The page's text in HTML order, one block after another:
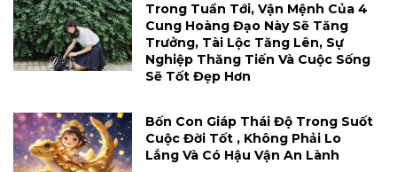
Trong Tuần Tới, Vận Mệnh Của 4
Cung Hoàng Đạo Này Sẽ Tăng
Trưởng, Tài Lộc Tăng Lên, Sự
Nghiệp Thăng Tiến Và Cuộc Sống
Sẽ Tốt Đẹp Hơn
Bốn Con Giáp Thái Độ Trong Suốt
Cuộc Đời Tốt , Không Phải Lo
Lắng Và Có Hậu Vận An Lành